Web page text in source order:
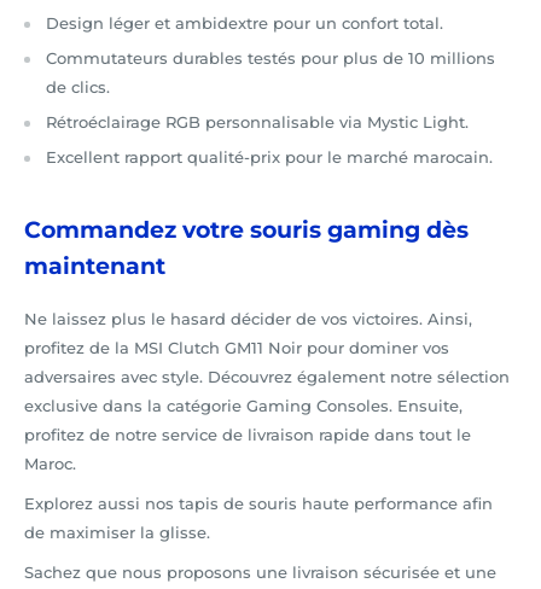
Design léger et ambidextre pour un confort total.
Commutateurs durables testés pour plus de 10 millions
de clics.
Rétroéclairage RGB personnalisable via Mystic Light.
Excellent rapport qualité-prix pour le marché marocain.
Commandez votre souris gaming dès
maintenant
Ne laissez plus le hasard décider de vos victoires. Ainsi,
profitez de la MSI Clutch GM11 Noir pour dominer vos
adversaires avec style. Découvrez également notre sélection
exclusive dans la catégorie Gaming Consoles. Ensuite,
profitez de notre service de livraison rapide dans tout le
Maroc.
Explorez aussi nos tapis de souris haute performance afin
de maximiser la glisse.
Sachez que nous proposons une livraison sécurisée et une